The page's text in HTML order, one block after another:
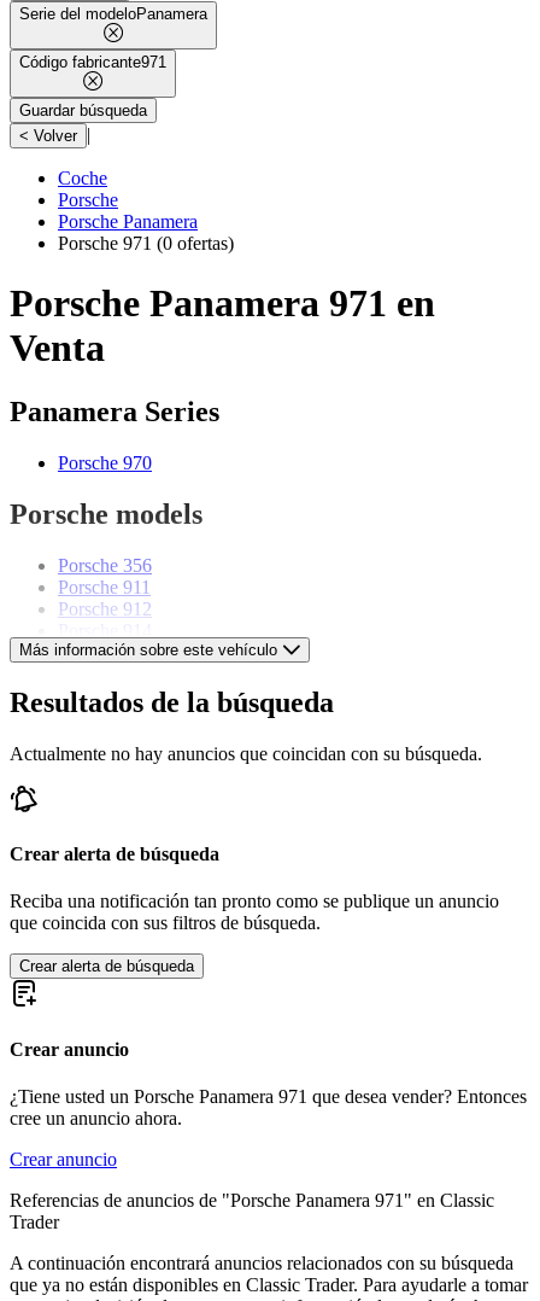
Serie del modeloPanamera
Código fabricante971
Guardar búsqueda
< Volver |
Coche
Porsche
Porsche Panamera
Porsche 971 (0 ofertas)
Porsche Panamera 971 en
Venta
Panamera Series
Porsche 970
Porsche models
Porsche 356
Porsche 911
Porsche 912
Porsche 924
Porsche 944
Porsche 968
Porsche Cayenne
Más información sobre este vehículo
Resultados de la búsqueda
Actualmente no hay anuncios que coincidan con su búsqueda.
Crear alerta de búsqueda
Reciba una notificación tan pronto como se publique un anuncio
que coincida con sus filtros de búsqueda.
Crear alerta de búsqueda
Crear anuncio
¿Tiene usted un Porsche Panamera 971 que desea vender? Entonces
cree un anuncio ahora.
Crear anuncio
Referencias de anuncios de "Porsche Panamera 971" en Classic
Trader
A continuación encontrará anuncios relacionados con su búsqueda
que ya no están disponibles en Classic Trader. Para ayudarle a tomar